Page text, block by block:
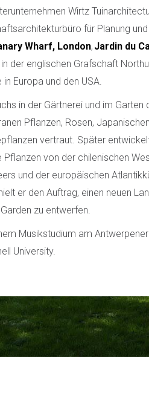
Wirtz
für Planung
Wharf, London, Jardin du
der englischen Grafschaft
in Europa und den USA.
in der Gärtnerei und im
Pflanzen, Rosen,
vertraut. Später
Pflanzen von der chilenischen
und der europäischen
er den Auftrag, einen neuen
zu entwerfen.
Musikstudium am
University.